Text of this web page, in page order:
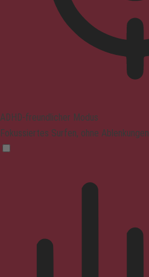
ADHD-freundlicher Modus
Fokussiertes Surfen, ohne Ablenkungen